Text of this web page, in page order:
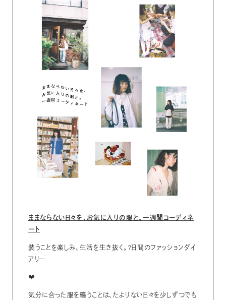
ままならない日々を、お気に入りの服と。一週間コーディネ
ート
装うことを楽しみ、生活を生き抜く。7日間のファッションダイ
アリー
❤️
気分に合った服を纏うことは、たよりない日々を少しずつでも